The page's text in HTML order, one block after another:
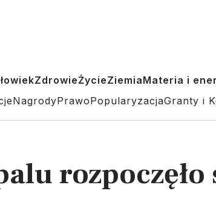
ZdrowieŻycieZiemiaMateria i
NagrodyPrawoPopularyzacjaGranty i